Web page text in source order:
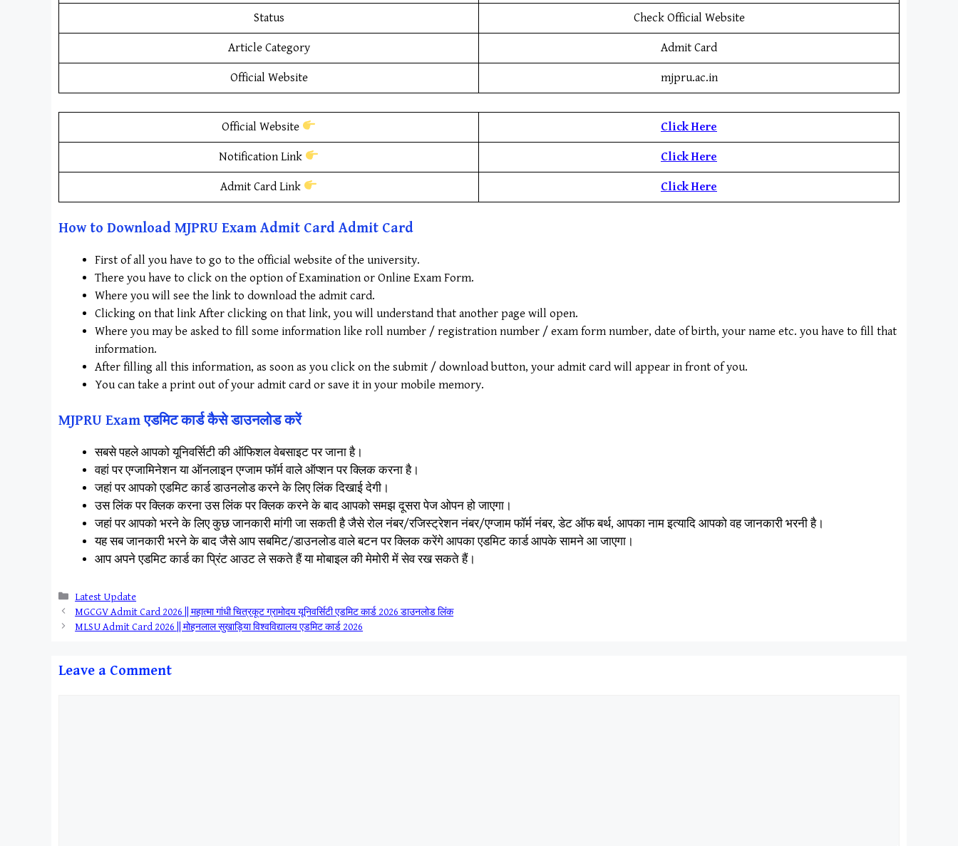
Status Check Official Website
Article Category Admit Card
Official Website mjpru.ac.in
Official Website Click Here
Notification Link Click Here
Admit Card Link Click Here
How to Download MJPRU Exam Admit Card Admit Card
First of all you have to go to the official website of the university.
There you have to click on the option of Examination or Online Exam Form.
Where you will see the link to download the admit card.
Clicking on that link After clicking on that link, you will understand that another page will open.
Where you may be asked to fill some information like roll number / registration number / exam form number, date of birth, your name etc. you have to fill that
information.
After filling all this information, as soon as you click on the submit / download button, your admit card will appear in front of you.
You can take a print out of your admit card or save it in your mobile memory.
MJPRU Exam एडमिट कार्ड कैसे डाउनलोड करें
सबसे पहले आपको यूनिवर्सिटी की ऑफिशल वेबसाइट पर जाना है।
वहां पर एग्जामिनेशन या ऑनलाइन एग्जाम फॉर्म वाले ऑप्शन पर क्लिक करना है।
जहां पर आपको एडमिट कार्ड डाउनलोड करने के लिए लिंक दिखाई देगी।
उस लिंक पर क्लिक करना उस लिंक पर क्लिक करने के बाद आपको समझ दूसरा पेज ओपन हो जाएगा।
जहां पर आपको भरने के लिए कुछ जानकारी मांगी जा सकती है जैसे रोल नंबर/रजिस्ट्रेशन नंबर/एग्जाम फॉर्म नंबर, डेट ऑफ बर्थ, आपका नाम इत्यादि आपको वह जानकारी भरनी है।
यह सब जानकारी भरने के बाद जैसे आप सबमिट/डाउनलोड वाले बटन पर क्लिक करेंगे आपका एडमिट कार्ड आपके सामने आ जाएगा।
आप अपने एडमिट कार्ड का प्रिंट आउट ले सकते हैं या मोबाइल की मेमोरी में सेव रख सकते हैं।
Categories
Latest Update
MGCGV Admit Card 2026 || महात्मा गांधी चित्रकूट ग्रामोदय यूनिवर्सिटी एडमिट कार्ड 2026 डाउनलोड लिंक
MLSU Admit Card 2026 || मोहनलाल सुखाड़िया विश्वविद्यालय एडमिट कार्ड 2026
Leave a Comment